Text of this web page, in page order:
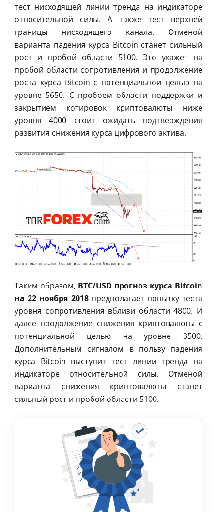
тест нисходящей линии тренда на индикаторе
относительной силы. А также тест верхней
границы нисходящего канала. Отменой
варианта падения курса Bitcoin станет сильный
рост и пробой области 5100. Это укажет на
пробой области сопротивления и продолжение
роста курса Bitcoin с потенциальной целью на
уровне 5650. С пробоем области поддержки и
закрытием котировок криптовалюты ниже
уровня 4000 стоит ожидать подтверждения
развития снижения курса цифрового актива.
Таким образом, BTC/USD прогноз курса Bitcoin
на 22 ноября 2018предполагает попытку теста
уровня сопротивления вблизи области 4800. И
далее продолжение снижения криптовалюты с
потенциальной целью на уровне 3500.
Дополнительным сигналом в пользу падения
курса Bitcoin выступит тест линии тренда на
индикаторе относительной силы. Отменой
варианта снижения криптовалюты станет
сильный рост и пробой области 5100.